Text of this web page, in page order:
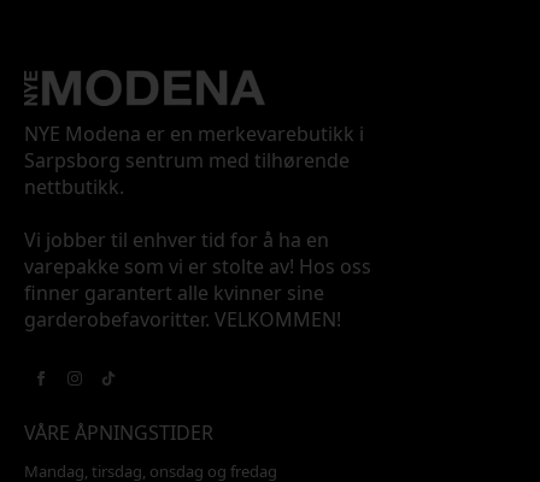
NYE Modena er en merkevarebutikk i
Sarpsborg sentrum med tilhørende
nettbutikk.
Vi jobber til enhver tid for å ha en
varepakke som vi er stolte av! Hos oss
finner garantert alle kvinner sine
garderobefavoritter. VELKOMMEN!
VÅRE ÅPNINGSTIDER
Mandag, tirsdag, onsdag og fredag